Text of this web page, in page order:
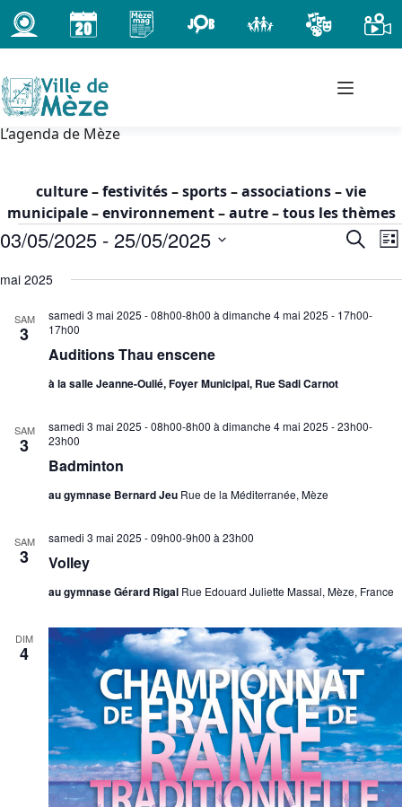
Passer
au
contenu
L’agenda de Mèze
culture–festivités–sports–associations–vie
municipale–environnement–autre–tous les thèmes
Évènements
R
c
e
e
t
i
o
n
d
e
v
u
e
s
R
c
e
N
v
v
è
n
e
n
t
L
03/05/2025 - 25/05/2025
émai 2025
SAM
3
Auditions Thau enscene
samedi 3 mai 2025 - 08h00-8h00 à dimanche 4 mai 2025 - 17h00-
17h00
à la salle Jeanne-Oulié, Foyer Municipal, Rue Sadi Carnot
SAM
3
Badminton
samedi 3 mai 2025 - 08h00-8h00 à dimanche 4 mai 2025 - 23h00-
23h00
au gymnase Bernard Jeu Rue de la Méditerranée, Mèze
SAM
3 Volley
samedi 3 mai 2025 - 09h00-9h00 à 23h00
au gymnase Gérard Rigal Rue Edouard Juliette Massal, Mèze, France
DIM
4